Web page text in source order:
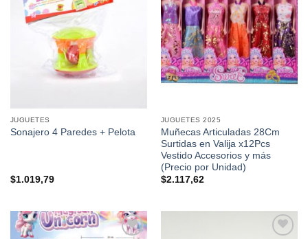
Añadir a
JUGUETES
Sonajero 4 Paredes + Pelota
$1.019,79
Añadir a
favoritos
JUGUETES 2025
Muñecas Articuladas 28Cm
Surtidas en Valija x12Pcs
Vestido Accesorios y más
(Precio por Unidad)
$2.117,62